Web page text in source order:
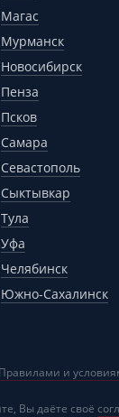
Магас
Мурманск
Новосибирск
Пенза
Псков
Самара
Севастополь
Сыктывкар
Тула
Уфа
Челябинск
Южно-Сахалинск
Правилами и
Вы даёте своё